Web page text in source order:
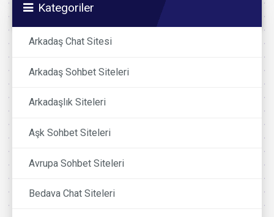
Kategoriler
Arkadaş Chat Sitesi
Arkadaş Sohbet Siteleri
Arkadaşlık Siteleri
Aşk Sohbet Siteleri
Avrupa Sohbet Siteleri
Bedava Chat Siteleri